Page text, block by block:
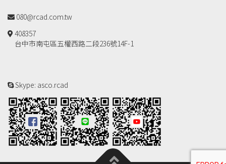
080@rcad.com.tw
408357
台中市南屯區五權西路二段236號14F-1
Skype: asco.rcad